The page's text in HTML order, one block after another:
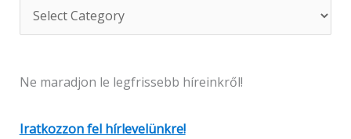
Ne maradjon le legfrissebb híreinkről!
Iratkozzon fel hírlevelünkre!